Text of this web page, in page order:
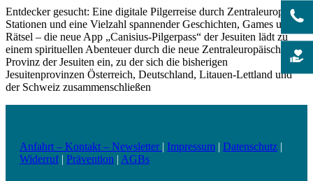
Entdecker gesucht: Eine digitale Pilgerreise durch Zentraleuropa, 33
Stationen und eine Vielzahl spannender Geschichten, Games und
Rätsel – die neue App „Canisius-Pilgerpass“ der Jesuiten lädt zu
einem spirituellen Abenteuer durch die neue Zentraleuropäische
Provinz der Jesuiten ein, zu der sich die bisherigen
Jesuitenprovinzen Österreich, Deutschland, Litauen-Lettland und
der Schweiz zusammenschließen
Anfahrt – Kontakt – Newsletter | Impressum | Datenschutz |
Widerruf| Prävention | AGBs